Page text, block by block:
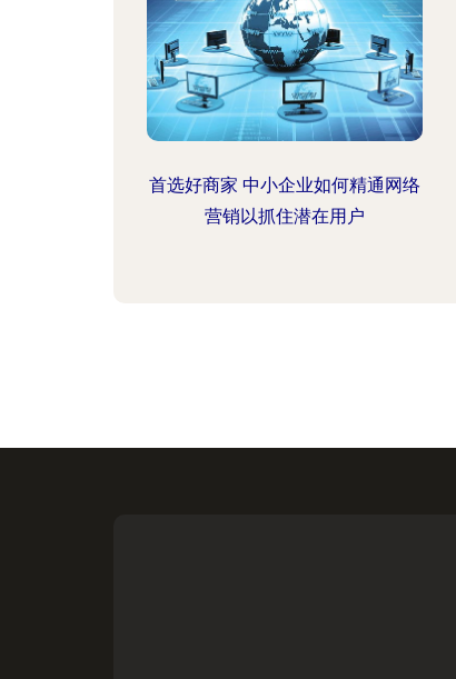
首选好商家 中小企业如何精通网络
营销以抓住潜在用户